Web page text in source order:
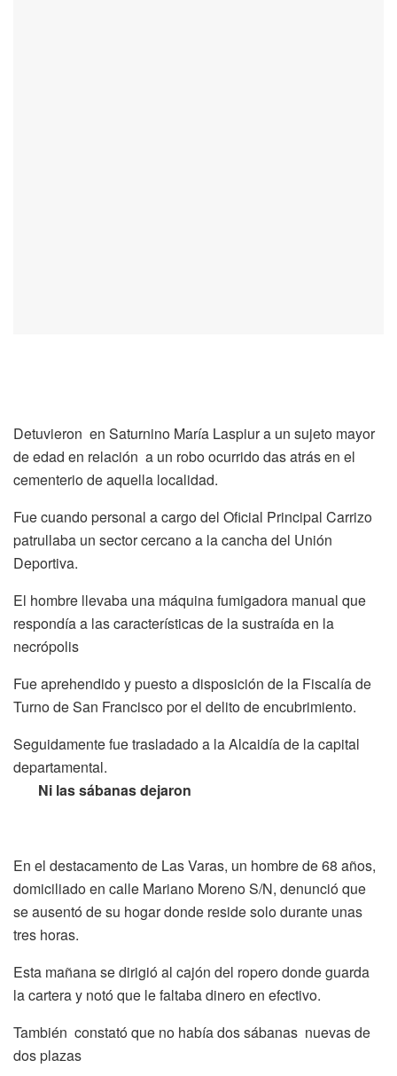
Detuvieron en Saturnino María Laspiur a un sujeto mayor
de edad en relación a un robo ocurrido das atrás en el
cementerio de aquella localidad.
Fue cuando personal a cargo del Oficial Principal Carrizo
patrullaba un sector cercano a la cancha del Unión
Deportiva.
El hombre llevaba una máquina fumigadora manual que
respondía a las características de la sustraída en la
necrópolis
Fue aprehendido y puesto a disposición de la Fiscalía de
Turno de San Francisco por el delito de encubrimiento.
Seguidamente fue trasladado a la Alcaidía de la capital
departamental.
Ni las sábanas dejaron
En el destacamento de Las Varas, un hombre de 68 años,
domiciliado en calle Mariano Moreno S/N, denunció que
se ausentó de su hogar donde reside solo durante unas
tres horas.
Esta mañana se dirigió al cajón del ropero donde guarda
la cartera y notó que le faltaba dinero en efectivo.
También constató que no había dos sábanas nuevas de
dos plazas